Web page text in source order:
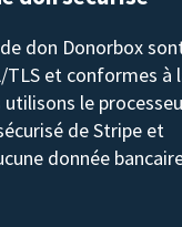
don Donorbox
TLS et conformes à
utilisons le
de Stripe et
donnée